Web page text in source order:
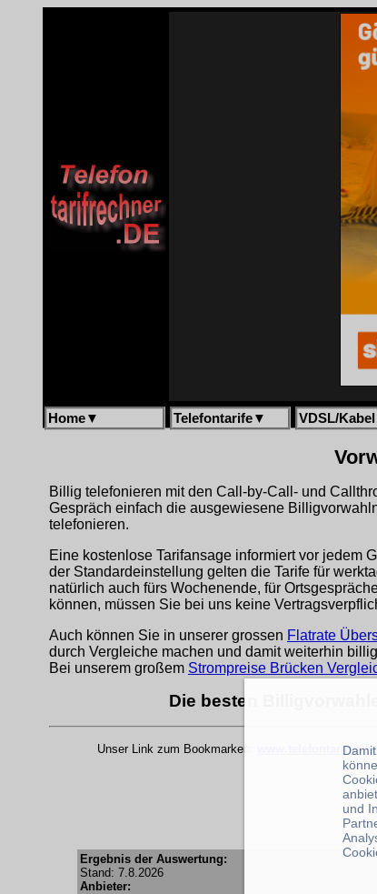
Home▼ Telefontarife▼ VDSL/Kabel
Billig telefonieren mit den Call-by-Call- und
Gespräch einfach die ausgewiesene
telefonieren.
Eine kostenlose Tarifansage informiert vor jedem
der Standardeinstellung gelten die Tarife für
natürlich auch fürs Wochenende, für
können, müssen Sie bei uns keine
Auch können Sie in unserer grossen Flatrate
durch Vergleiche machen und damit weiterhin
Bei unserem großem Strompreise Brücken
Die besten
Unser Link zum Bookmarken:
Ergebnis der Auswertung:
Stand: 7.8.2026
Anbieter:
und